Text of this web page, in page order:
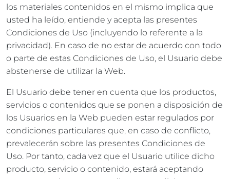
los materiales contenidos en el mismo implica que
usted ha leído, entiende y acepta las presentes
Condiciones de Uso (incluyendo lo referente a la
privacidad). En caso de no estar de acuerdo con todo
o parte de estas Condiciones de Uso, el Usuario debe
abstenerse de utilizar la Web.
El Usuario debe tener en cuenta que los productos,
servicios o contenidos que se ponen a disposición de
los Usuarios en la Web pueden estar regulados por
condiciones particulares que, en caso de conflicto,
prevalecerán sobre las presentes Condiciones de
Uso. Por tanto, cada vez que el Usuario utilice dicho
producto, servicio o contenido, estará aceptando